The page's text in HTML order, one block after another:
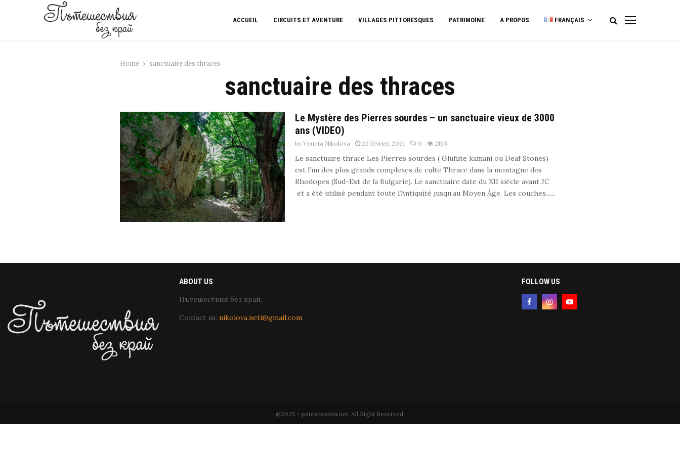
ACCUEIL CIRCUITS ET AVENTURE VILLAGES PITTORESQUES PATRIMOINE A PROPOS FRANÇAIS
Home sanctuaire des thraces
sanctuaire des thraces
Le Mystère des Pierres sourdes – un sanctuaire vieux de 3000
ans (VIDEO)
byVeneta Nikolova 22 février, 2021 0 2153
Le sanctuaire thrace Les Pierres sourdes ( Gluhite kamani ou Deaf Stones)
est l’un des plus grands complexes de culte Thrace dans la montagne des
Rhodopes (Sud-Est de la Bulgarie). Le sanctuaire date du XII siècle avant JC
et a été utilisé pendant toute l’Antiquité jusqu’au Moyen Âge. Les couches......
ABOUT US
Пътешествия без край.
Contact us: nikolova.neti@gmail.com
FOLLOW US
@2025 - pateshestvia.net. All Right Reserved.